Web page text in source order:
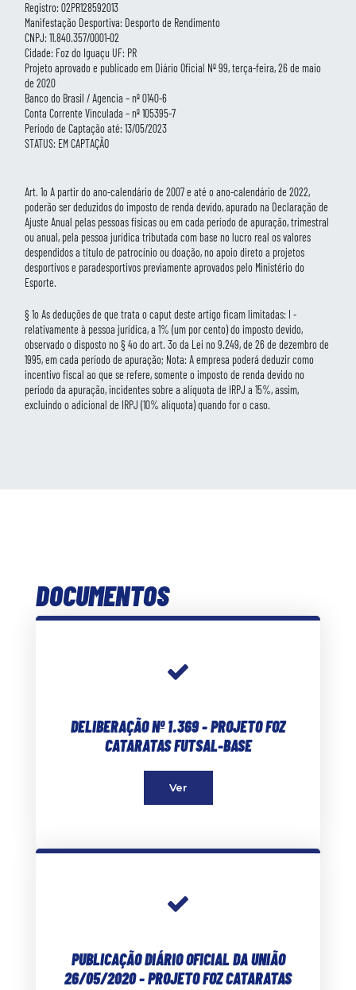
Registro: 02PR128592013
Manifestação Desportiva: Desporto de Rendimento
CNPJ: 11.840.357/0001-02
Cidade: Foz do Iguaçu UF: PR
Projeto aprovado e publicado em Diário Oficial Nº 99, terça-feira, 26 de maio
de 2020
Banco do Brasil / Agencia – nº 0140-6
Conta Corrente Vinculada – nº 105395-7
Período de Captação até: 13/05/2023
STATUS: EM CAPTAÇÃO
Art. 1o A partir do ano-calendário de 2007 e até o ano-calendário de 2022,
poderão ser deduzidos do imposto de renda devido, apurado na Declaração de
Ajuste Anual pelas pessoas físicas ou em cada período de apuração, trimestral
ou anual, pela pessoa jurídica tributada com base no lucro real os valores
despendidos a título de patrocínio ou doação, no apoio direto a projetos
desportivos e paradesportivos previamente aprovados pelo Ministério do
Esporte.
§ 1o As deduções de que trata o caput deste artigo ficam limitadas: I -
relativamente à pessoa jurídica, a 1% (um por cento) do imposto devido,
observado o disposto no § 4o do art. 3o da Lei no 9.249, de 26 de dezembro de
1995, em cada período de apuração; Nota: A empresa poderá deduzir como
incentivo fiscal ao que se refere, somente o imposto de renda devido no
período da apuração, incidentes sobre a alíquota de IRPJ a 15%, assim,
excluindo o adicional de IRPJ (10% alíquota) quando for o caso.
DOCUMENTOS
DELIBERAÇÃO Nº 1.369 - PROJETO FOZ
CATARATAS FUTSAL-BASE
Ver
PUBLICAÇÃO DIÁRIO OFICIAL DA UNIÃO
26/05/2020 - PROJETO FOZ CATARATAS